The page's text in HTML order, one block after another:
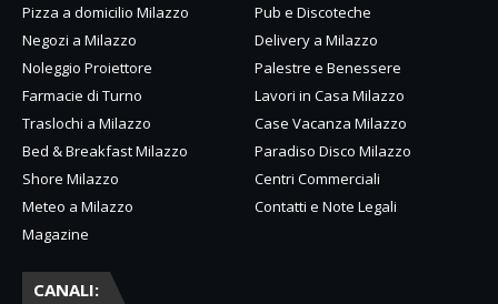
Pizza a domicilio Milazzo
Pub e Discoteche
Negozi a Milazzo
Delivery a Milazzo
Noleggio Proiettore
Palestre e Benessere
Farmacie di Turno
Lavori in Casa Milazzo
Traslochi a Milazzo
Case Vacanza Milazzo
Bed & Breakfast Milazzo
Paradiso Disco Milazzo
Shore Milazzo
Centri Commerciali
Meteo a Milazzo
Contatti e Note Legali
Magazine
CANALI: